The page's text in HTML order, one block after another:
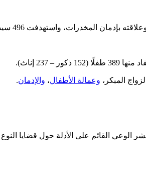
بإدمان المخدرات، واستهدفت 496 سيدة.
المبكر، وعمالة الأطفال، والإدمان.
تدوين لدراسات النوع الاجتماعي في عام 2016 بهدف نشر الوعي